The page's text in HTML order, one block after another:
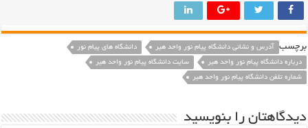
برچسب آدرس و نشانی دانشگاه پیام نور واحد هير
دانشگاه های پیام نور
درباره دانشگاه پیام نور واحد هير
سایت دانشگاه پیام نور واحد هير
شماره تلفن دانشگاه پیام نور واحد هير
دیدگاهتان را بنویسید